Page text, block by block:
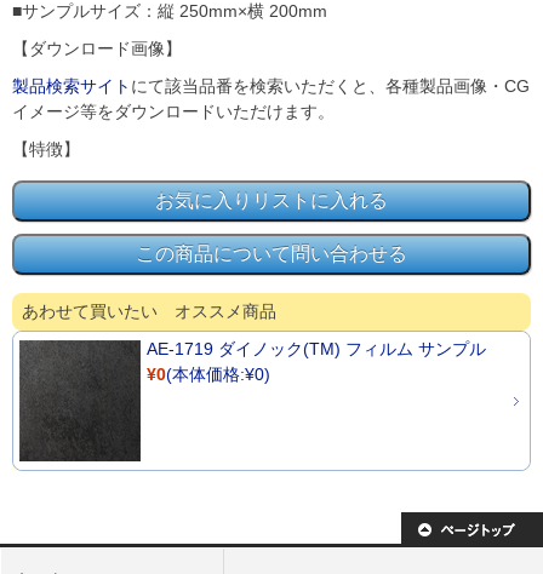
■サンプルサイズ：縦 250mm×横 200mm
【ダウンロード画像】
製品検索サイト にて該当品番を検索いただくと、各種製品画像・CG
イメージ等をダウンロードいただけます。
【特徴】
あわせて買いたい オススメ商品
AE-1719 ダイノック(TM) フィルム サンプル
¥0(本体価格:¥0)